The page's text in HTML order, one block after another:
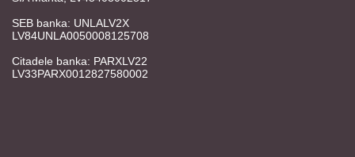
SEB banka: UNLALV2X
LV84UNLA0050008125708
Citadele banka: PARXLV22
LV33PARX0012827580002